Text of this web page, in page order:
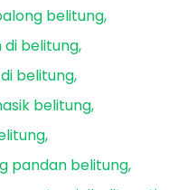
belitung
belitung
belitung
belitung
pandan belitung